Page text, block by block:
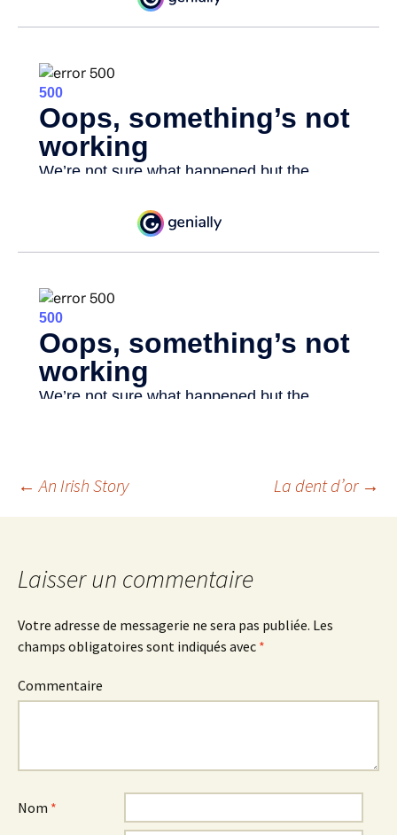
Navigation
des
articles
← An Irish Story La dent d’or →
Laisser un commentaire
Votre adresse de messagerie ne sera pas publiée. Les
champs obligatoires sont indiqués avec *
Commentaire
Nom *